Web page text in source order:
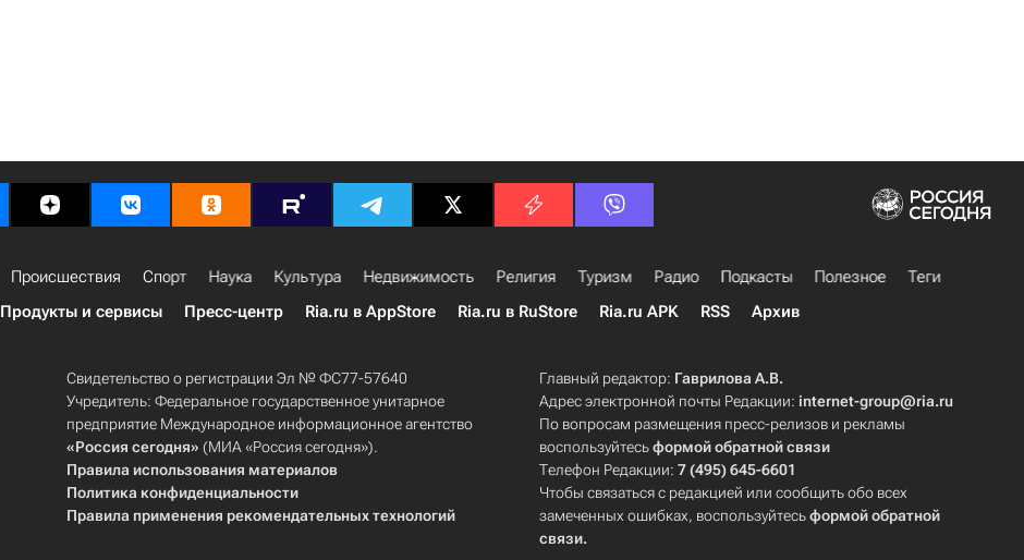
Происшествия Спорт Наука Культура Недвижимость Религия Туризм Радио Подкасты Полезное
Теги
Продукты и сервисы Пресс-центр Ria.ru в AppStore Ria.ru в RuStore Ria.ru APK RSS Архив
Свидетельство о регистрации Эл № ФС77-57640
Учредитель: Федеральное государственное унитарное
предприятие Международное информационное агентство
«Россия сегодня» (МИА «Россия сегодня»).
Правила использования материалов
Политика конфиденциальности
Правила применения рекомендательных технологий
Главный редактор: Гаврилова А.В.
Адрес электронной почты Редакции:internet-group@ria.ru
По вопросам размещения пресс-релизов и рекламы
воспользуйтесьформой обратной связи
Телефон Редакции:7 (495) 645-6601
Чтобы связаться с редакцией или сообщить обо всех
замеченных ошибках, воспользуйтесьформой обратной
связи.